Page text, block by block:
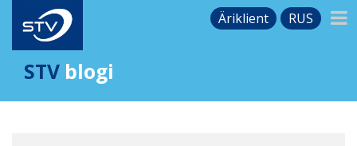
Äriklient RUS
STV blogi